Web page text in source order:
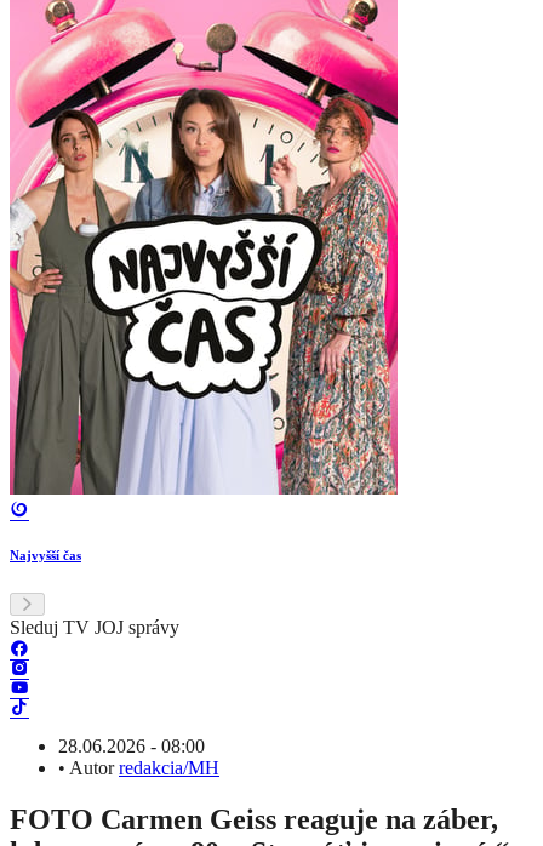
Najvyšší čas
Sleduj TV JOJ správy
28.06.2026 - 08:00
• Autorredakcia/MH
FOTO Carmen Geiss reaguje na záber,